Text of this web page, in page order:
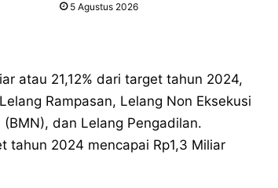
5 Agustus 2026
atau 21,12% dari target tahun 2024,
Rampasan, Lelang Non Eksekusi
dan Lelang Pengadilan.
tahun 2024 mencapai Rp1,3 Miliar